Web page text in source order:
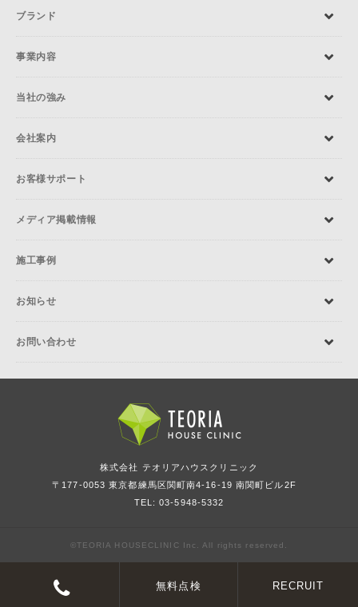
ブランド
事業内容
当社の強み
会社案内
お客様サポート
メディア掲載情報
施工事例
お知らせ
お問い合わせ
株式会社 テオリアハウスクリニック
〒177-0053 東京都練馬区関町南4-16-19 南関町ビル2F
TEL: 03-5948-5332
©TEORIA HOUSECLINIC Inc. All rights reserved.
無料点検 RECRUIT